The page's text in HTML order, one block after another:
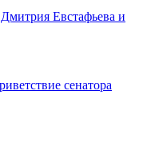
Евстафьева и
сенатора